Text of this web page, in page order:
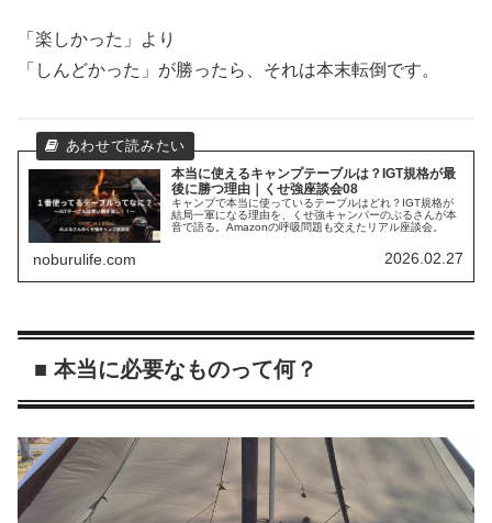
「楽しかった」より
「しんどかった」が勝ったら、それは本末転倒です。
本当に使えるキャンプテーブルは？IGT規格が最
後に勝つ理由｜くせ強座談会08
キャンプで本当に使っているテーブルはどれ？IGT規格が
結局一軍になる理由を、くせ強キャンパーのぶるさんが本
音で語る。Amazonの呼吸問題も交えたリアル座談会。
noburulife.com 2026.02.27
■ 本当に必要なものって何？